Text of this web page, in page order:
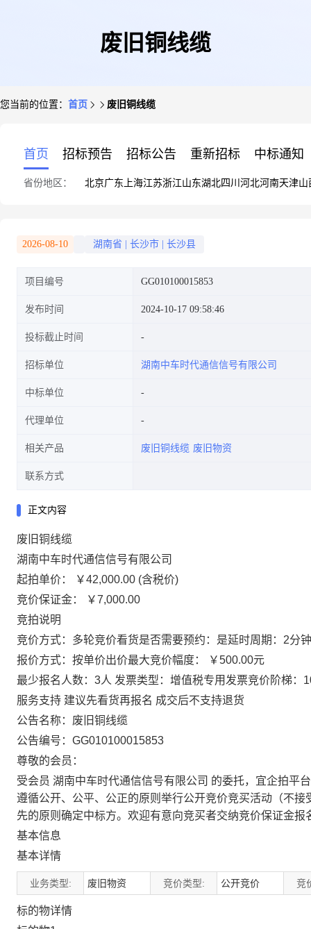
废旧铜线缆
您当前的位置： 首页 废旧铜线缆
首页 招标预告 招标公告 重新招标 中标通知
省份地区： 北京广东 上海江苏浙江山东湖北四川 河北河南天津山
2026-08-10 湖南省 长沙市 长沙县
项目编号 GG010100015853
发布时间 2024-10-17 09:58:46
投标截止时间
招标单位 湖南中车时代通信信号有限公司
中标单位
代理单位
相关产品 废旧铜线缆 废旧物资
联系方式
正文内容
废旧铜线缆
湖南中车时代通信信号有限公司
起拍单价： ￥42,000.00 (含税价)
竞价保证金： ￥7,000.00
竞拍说明
竞价方式：多轮竞价看货是否需要预约：是延时周期：2分
报价方式：按单价出价最大竞价幅度： ￥500.00元
最少报名人数：3人 发票类型：增值税专用发票竞价阶梯：
服务支持 建议先看货再报名 成交后不支持退货
公告名称：废旧铜线缆
公告编号：GG010100015853
尊敬的会员：
受会员 湖南中车时代通信信号有限公司 的委托，宜企拍平
遵循公开、公平、公正的原则举行公开竞价竞买活动（不
先的原则确定中标方。欢迎有意向竞买者交纳竞价保证金报
基本信息
基本详情
业务类型: 废旧物资 竞价类型: 公开竞价 竞
标的物详情